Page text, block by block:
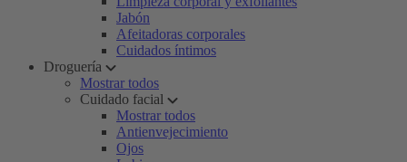
Jabón
Afeitadoras corporales
Cuidados íntimos
Droguería
Mostrar todos
Cuidado facial
Mostrar todos
Antienvejecimiento
Ojos